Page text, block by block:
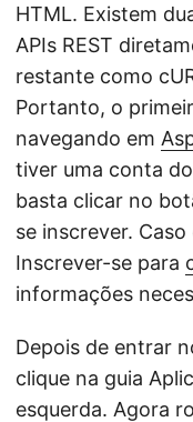
HTML. Existem
APIs REST
restante como
Portanto, o
navegando em
tiver uma conta
basta clicar no
se inscrever.
Inscrever-se para
informações
Depois de entrar
clique na guia
esquerda. Agora